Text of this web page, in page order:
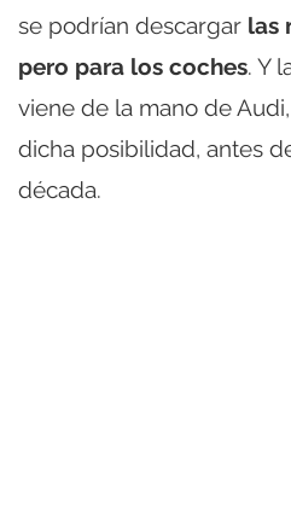
se podrían descargar las
pero para los coches. Y
viene de la mano de
dicha posibilidad, antes
década.